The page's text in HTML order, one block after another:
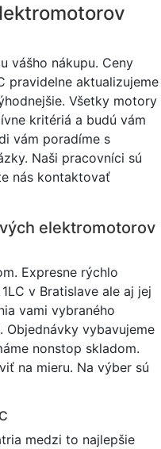
vášho nákupu. Ceny
pravidelne aktualizujeme
Všetky motory
kritériá a budú vám
vám poradíme s
Naši pracovníci sú
nás kontaktovať
elektromotorov
Expresne rýchlo
v Bratislave ale aj jej
vami vybraného
vybavujeme
nonstop skladom.
na mieru. Na výber sú
medzi to najlepšie